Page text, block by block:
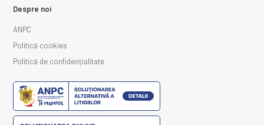
Despre noi
ANPC
Politică cookies
Politică de confidențialitate